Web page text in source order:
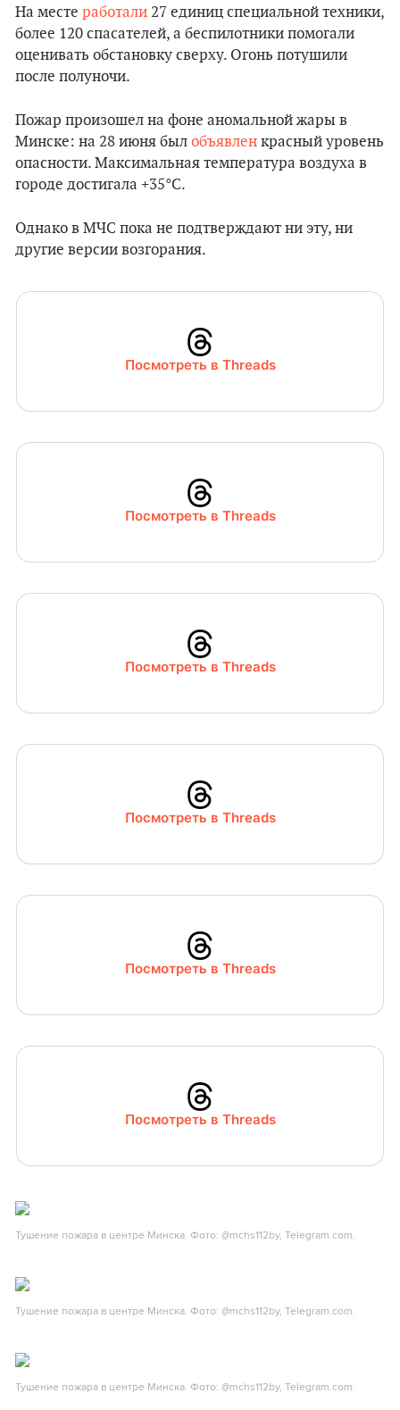
На месте работали 27 единиц специальной техники,
более 120 спасателей, а беспилотники помогали
оценивать обстановку сверху. Огонь потушили
после полуночи.
Пожар произошел на фоне аномальной жары в
Минске: на 28 июня был объявлен красный уровень
опасности. Максимальная температура воздуха в
городе достигала +35°C.
Однако в МЧС пока не подтверждают ни эту, ни
другие версии возгорания.
Посмотреть в Threads
Посмотреть в Threads
Посмотреть в Threads
Посмотреть в Threads
Посмотреть в Threads
Посмотреть в Threads
Тушение пожара в центре Минска. Фото: @mchs112by, Telegram.com.
Тушение пожара в центре Минска. Фото: @mchs112by, Telegram.com.
Тушение пожара в центре Минска. Фото: @mchs112by, Telegram.com.